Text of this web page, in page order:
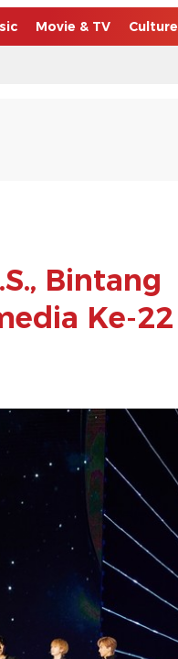
Movie & TV Culture
Bintang
Ke-22